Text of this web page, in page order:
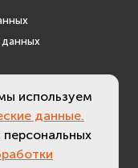
используем
данные.
персональных